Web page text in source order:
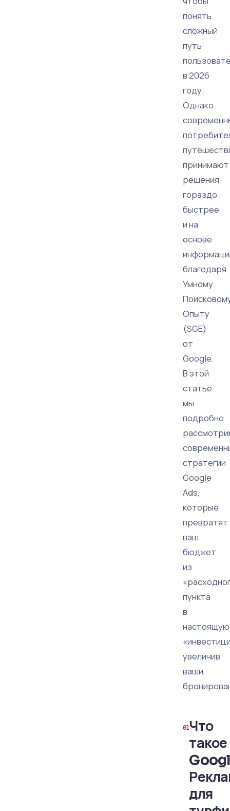
понять
сложный
путь
в 2026
году.
Однако
принимают
решения
гораздо
быстрее
и на
основе
благодаря
Умному
Опыту
(SGE)
от
Google.
В этой
статье
мы
подробно
стратегии
Google
Ads,
которые
превратят
ваш
бюджет
из
пункта
в
настоящую
увеличив
ваши
Что
такое
для